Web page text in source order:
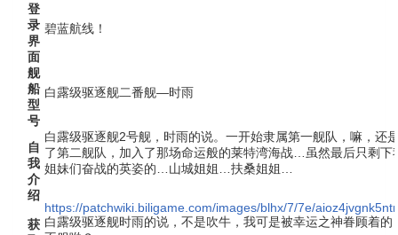
登
录
界
面
碧蓝航线！
舰
船
型
号
白露级驱逐舰二番舰—时雨
自
我
介
绍
白露级驱逐舰2号舰，时雨的说。一开始隶属第一舰队，嘛，还
了第二舰队，加入了那场命运般的莱特湾海战…虽然最后只剩下
姐妹们奋战的英姿的…山城姐姐…扶桑姐姐…
https://patchwiki.biligame.com/images/blhx/7/7e/
获 白露级驱逐舰时雨的说，不是吹牛，我可是被幸运之神眷顾着